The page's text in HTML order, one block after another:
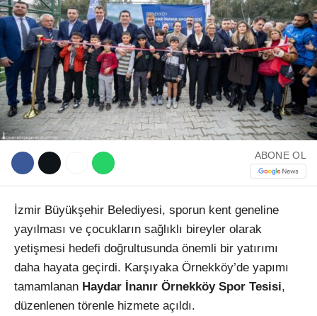
Youtube
TikTok
ABONE OL
İzmir Büyükşehir Belediyesi, sporun kent geneline
yayılması ve çocukların sağlıklı bireyler olarak
yetişmesi hedefi doğrultusunda önemli bir yatırımı
daha hayata geçirdi. Karşıyaka Örnekköy’de yapımı
tamamlanan Haydar İnanır Örnekköy Spor Tesisi,
düzenlenen törenle hizmete açıldı.